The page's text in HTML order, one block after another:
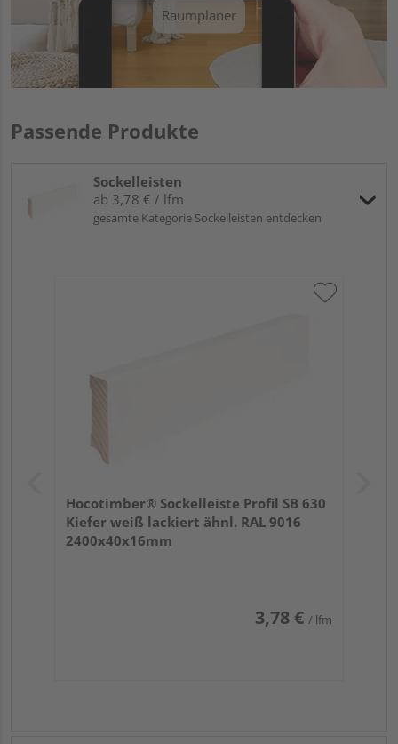
Raumplaner
Passende Produkte
Sockelleisten
ab 3,78 € / lfm
gesamte Kategorie Sockelleisten entdecken
Hocotimber® Sockelleiste Profil SB 630
Kiefer weiß lackiert ähnl. RAL 9016
2400x40x16mm
3,78 € / lfm